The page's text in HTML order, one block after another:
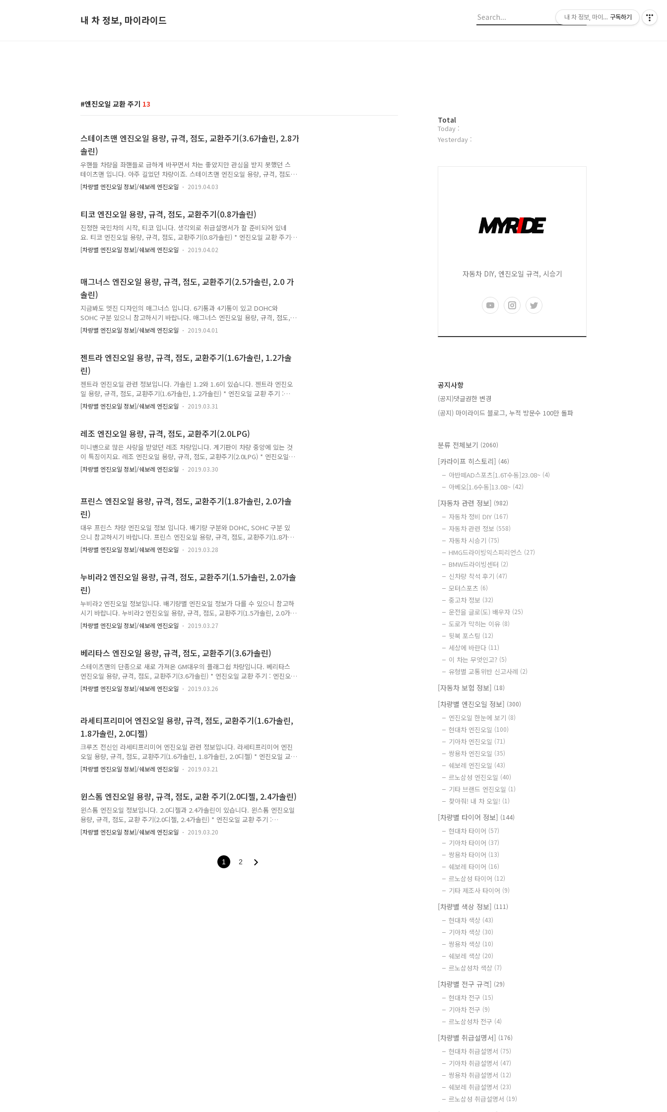
내 차 정보, 마이라이드
엔진오일 교환 주기 13
스테이츠맨 엔진오일 용량, 규격, 점도, 교환주기(3.6가솔린, 2.8가
솔린)
우핸들 차량을 좌핸들로 급하게 바꾸면서 차는 좋았지만 관심을 받지 못했던 스
테이츠맨 입니다. 아주 길었던 차량이죠. 스테이츠맨 엔진오일 용량, 규격, 점도,
교환주기(3.6가솔린, 2.8가솔린) * 엔진오일 교환 주기 : 10,000km / 6개월 중 먼
저 도래 시 (일반조건), 5,000km / 3개월 중 먼저 도래 시 (가혹조건) 3.6 & 2.8
처 : 쉐보레
[차량별 엔진오일 정보]/쉐보레 엔진오일 2019.04.03
티코 엔진오일 용량, 규격, 점도, 교환주기(0.8가솔린)
진정한 국민차의 시작, 티코 입니다. 생각외로 취급설명서가 잘 준비되어 있네
요. 티코 엔진오일 용량, 규격, 점도, 교환주기(0.8가솔린) * 엔진오일 교환 주기 :
10,000km / 6개월 중 먼저 도래 시 (일반조건), 5,000km / 3개월 중 먼저 도래
시 (가혹조건) 0.8 가솔린엔진오일 용량 : 2.7 L엔진오일 규격 : API SF/CC엔진오
[차량별 엔진오일 정보]/쉐보레 엔진오일 2019.04.02
매그너스 엔진오일 용량, 규격, 점도, 교환주기(2.5가솔린, 2.0 가
솔린)
지금봐도 멋진 디자인의 매그너스 입니다. 6기통과 4기통이 있고 DOHC와
SOHC 구분 있으니 참고하시기 바랍니다. 매그너스 엔진오일 용량, 규격, 점도,
교환주기(2.5가솔린, 2.0 가솔린) * 엔진오일 교환 주기 : 10,000km / 6개월 중 먼
저 도래 시 (일반조건), 5,000km / 3개월 중 먼저 도래 시 (가혹조건)* 6기통 엔
일 용량 : 6.4 L엔진오일 규격 : API SJ급엔진오일 점도 : 10W40 2.0 가솔린 (4기
통, DOHC)엔진오일 용량 : 4.0 L엔진오일 규격 : API SL급엔진오일 점도 : 5W30
2.0 가솔린 (4기통, SOHC)엔진오일 용량 : 4.0 L엔진..
[차량별 엔진오일 정보]/쉐보레 엔진오일 2019.04.01
젠트라 엔진오일 용량, 규격, 점도, 교환주기(1.6가솔린, 1.2가솔
린)
젠트라 엔진오일 관련 정보입니다. 가솔린 1.2와 1.6이 있습니다. 젠트라 엔진오
일 용량, 규격, 점도, 교환주기(1.6가솔린, 1.2가솔린) * 엔진오일 교환 주기 :
15,000km / 1년 중 먼저 도래 시 (일반조건), 7,500km / 6개월 중 먼저 도래 시
(가혹조건) 1.2 가솔린엔진오일 용량 : 3.75 L엔진오일 규격 : API SM급엔진오일
점도 : 5W30 * 출처 : 쉐보레
[차량별 엔진오일 정보]/쉐보레 엔진오일 2019.03.31
레조 엔진오일 용량, 규격, 점도, 교환주기(2.0LPG)
미니밴으로 많은 사랑을 받았던 레조 차량입니다. 계기판이 차량 중앙에 있는 것
이 특징이지요. 레조 엔진오일 용량, 규격, 점도, 교환주기(2.0LPG) * 엔진오일
교환 주기 : 10,000km / 6개월 중 먼저 도래 시 (일반조건), 5,000km / 3개월 중
먼저 도래 시 (가혹조건) 2.0 LPG엔진오일 용량 : 4.0 L엔진오일 규격 : API SL급
[차량별 엔진오일 정보]/쉐보레 엔진오일 2019.03.30
프린스 엔진오일 용량, 규격, 점도, 교환주기(1.8가솔린, 2.0가솔
린)
대우 프린스 차량 엔진오일 정보 입니다. 배기량 구분와 DOHC, SOHC 구분 있
으니 참고하시기 바랍니다. 프린스 엔진오일 용량, 규격, 점도, 교환주기(1.8가솔
린, 2.0가솔린) * 엔진오일 교환 주기 : 10,000km 도래 시 (일반조건), 5,000km
도래 시 (가혹조건) 1.8 & 2.0 가솔린 (SOHC)엔진오일 용량 : 4.25 L엔진오일 규
량 : 4.25 L엔진오일 규격 : API SG급 이상엔진오일 점도 : 5W30 * 출처 : 쉐보레
[차량별 엔진오일 정보]/쉐보레 엔진오일 2019.03.28
누비라2 엔진오일 용량, 규격, 점도, 교환주기(1.5가솔린, 2.0가솔
린)
누비라2 엔진오일 정보입니다. 배기량별 엔진오일 정보가 다를 수 있으니 참고하
시기 바랍니다. 누비라2 엔진오일 용량, 규격, 점도, 교환주기(1.5가솔린, 2.0가솔
린) * 엔진오일 교환 주기 : 10,000km 도래 시 (일반조건), 5,000km 도래 시 (가
혹조건) 1.5 가솔린 (DOHC)엔진오일 용량 : 3.75 L엔진오일 규격 : API SJ급엔진
SJ급엔진오일 점도 : 10W30 * 출처 : 쉐보레
[차량별 엔진오일 정보]/쉐보레 엔진오일 2019.03.27
베리타스 엔진오일 용량, 규격, 점도, 교환주기(3.6가솔린)
스테이츠맨의 단종으로 새로 가져온 GM대우의 플래그쉽 차량입니다. 베리타스
엔진오일 용량, 규격, 점도, 교환주기(3.6가솔린) * 엔진오일 교환 주기 : 엔진오일
점검(Sevice Engine Oil) 표시 점등 시, 최소 12개월 안에 1회 교환 3.6 가솔린
엔진오일 용량 : 정보없음 (약 6.5 L 예상)엔진오일 규격 : API SM급엔진오일 점
[차량별 엔진오일 정보]/쉐보레 엔진오일 2019.03.26
라세티프리미어 엔진오일 용량, 규격, 점도, 교환주기(1.6가솔린,
1.8가솔린, 2.0디젤)
크루즈 전신인 라세티프리미어 엔진오일 관련 정보입니다. 라세티프리미어 엔진
오일 용량, 규격, 점도, 교환주기(1.6가솔린, 1.8가솔린, 2.0디젤) * 엔진오일 교환
주기 : 15,000km / 1년 중 먼저 도래 시 (일반조건), 7,500km / 6개월 중 먼저
도래 시 (가혹조건)* 디젤엔진 : DIC(운전자정보창) 코드82 (CODE82) 점등 시 즉
SM급엔진오일 점도 : 5W30 2.0 디젤엔진오일 용량 : 5.6 L엔진오일 규격 :
dexos2엔진오일 점도 : 5W30 * 출처 : 쉐보레
[차량별 엔진오일 정보]/쉐보레 엔진오일 2019.03.21
윈스톰 엔진오일 용량, 규격, 점도, 교환 주기(2.0디젤, 2.4가솔린)
윈스톰 엔진오일 정보입니다. 2.0디젤과 2.4가솔린이 있습니다. 윈스톰 엔진오일
용량, 규격, 점도, 교환 주기(2.0디젤, 2.4가솔린) * 엔진오일 교환 주기 :
15,000km / 1년 중 먼저 도래 시 (일반조건), 7,500km / 6개월 중 먼저 도래 시
(가혹조건) 2.4 가솔린엔진오일 용량 : 4.7 L엔진오일 규격 : API SM급엔진오일 점
[차량별 엔진오일 정보]/쉐보레 엔진오일 2019.03.20
1 2
방
문
자
Total
Today :
Yesterday :
자동차 DIY, 엔진오일 규격, 시승기
공지사항
(공지)댓글권한 변경
(공지) 마이라이드 블로그, 누적 방문수 100만 돌파
분류 전체보기 (2060)
[카라이프 히스토리] (46)
아반떼AD스포츠[1.6T수동]23.08~ (4)
아베오[1.6수동]13.08~ (42)
[자동차 관련 정보] (982)
자동차 정비 DIY (167)
자동차 관련 정보 (558)
자동차 시승기 (75)
HMG드라이빙익스피리언스 (27)
BMW드라이빙센터 (2)
신차량 착석 후기 (47)
모터스포츠 (6)
중고차 정보 (32)
운전을 글로(도) 배우자 (25)
도로가 막히는 이유 (8)
뒷북 포스팅 (12)
세상에 바란다 (11)
이 차는 무엇인고? (5)
유형별 교통위반 신고사례 (2)
[자동차 보험 정보] (18)
[차량별 엔진오일 정보] (300)
엔진오일 한눈에 보기 (8)
현대차 엔진오일 (100)
기아차 엔진오일 (71)
쌍용차 엔진오일 (35)
쉐보레 엔진오일 (43)
르노삼성 엔진오일 (40)
기타 브랜드 엔진오일 (1)
찾아줘! 내 차 오일! (1)
[차량별 타이어 정보] (144)
현대차 타이어 (57)
기아차 타이어 (37)
쌍용차 타이어 (13)
쉐보레 타이어 (16)
르노삼성 타이어 (12)
기타 제조사 타이어 (9)
[차량별 색상 정보] (111)
현대차 색상 (43)
기아차 색상 (30)
쌍용차 색상 (10)
쉐보레 색상 (20)
르노삼성차 색상 (7)
[차량별 전구 규격] (29)
현대차 전구 (15)
기아차 전구 (9)
르노삼성차 전구 (4)
[차량별 취급설명서] (176)
현대차 취급설명서 (75)
기아차 취급설명서 (47)
쌍용차 취급설명서 (12)
쉐보레 취급설명서 (23)
르노삼성 취급설명서 (19)
내 차 정보, 마이라이드구독하기